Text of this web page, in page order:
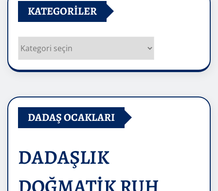
KATEGORILER
Kategoriler
DADAŞ OCAKLARI
DADAŞLIK